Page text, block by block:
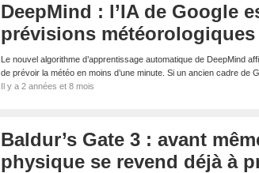
DeepMind : l’IA de Google
prévisions
Le nouvel algorithme d’apprentissage automatique de DeepMind
de prévoir la météo en moins d’une minute. Si un ancien cadre de
Il y a 2 années et 8 mois
Baldur’s Gate 3 : avant
physique se revend déjà à